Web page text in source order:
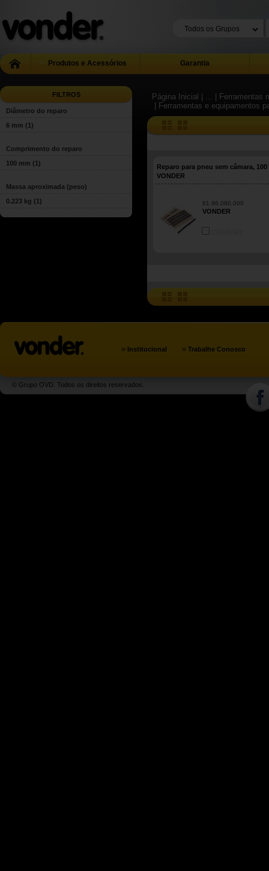
Produtos e Acessórios Garantia
FILTROS
Diâmetro do reparo
6 mm (1)
Comprimento do reparo
100 mm (1)
Massa aproximada (peso)
0.223 kg (1)
Página Inicial | ...
|
| Ferramentas e equipamentos
Reparo para pneu sem câmara, 100
VONDER
61.96.060.000
VONDER
» Institucional » Trabalhe Conosco
© Grupo OVD. Todos os direitos reservados.